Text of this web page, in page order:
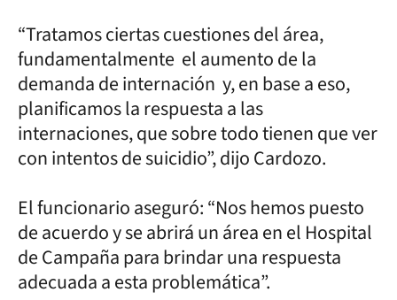
“Tratamos ciertas cuestiones del área,
fundamentalmente el aumento de la
demanda de internación y, en base a eso,
planificamos la respuesta a las
internaciones, que sobre todo tienen que ver
con intentos de suicidio”, dijo Cardozo.
El funcionario aseguró: “Nos hemos puesto
de acuerdo y se abrirá un área en el Hospital
de Campaña para brindar una respuesta
adecuada a esta problemática”.